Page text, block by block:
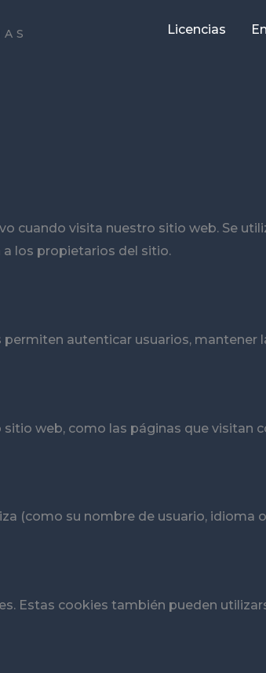
Licencias
cuando visita nuestro sitio web. Se
los propietarios del sitio.
autenticar usuarios, mantener
web, como las páginas que visitan
(como su nombre de usuario, idioma
Estas cookies también pueden